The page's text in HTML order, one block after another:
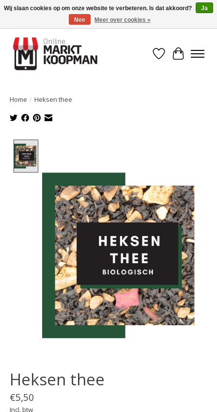
Voor 15:00 besteld, morgen in huis!
Verlanglijst
Home / Heksen thee
Heksen thee
€5,50
Incl. btw
Wij slaan cookies op om onze website te verbeteren. Is dat akkoord?
Ja
Nee
Meer over cookies »